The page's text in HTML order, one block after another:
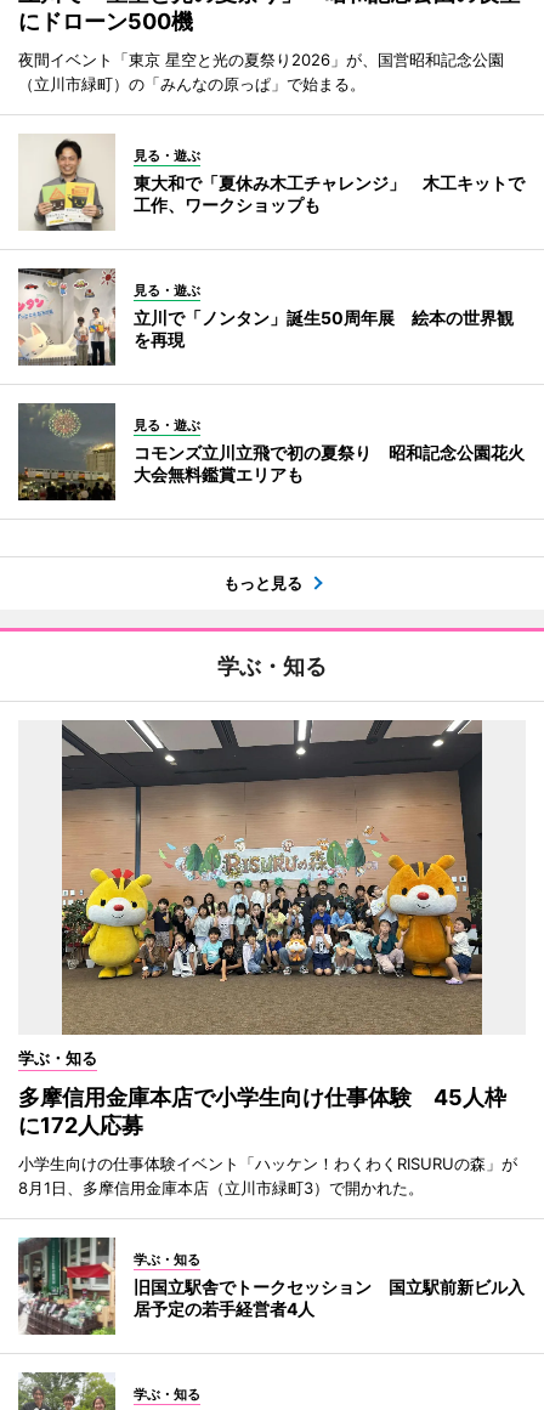
にドローン500機
夜間イベント「東京 星空と光の夏祭り2026」が、国営昭和記念公園
（立川市緑町）の「みんなの原っぱ」で始まる。
見る・遊ぶ
東大和で「夏休み木工チャレンジ」 木工キットで
工作、ワークショップも
見る・遊ぶ
立川で「ノンタン」誕生50周年展 絵本の世界観
を再現
見る・遊ぶ
コモンズ立川立飛で初の夏祭り 昭和記念公園花火
大会無料鑑賞エリアも
もっと見る
学ぶ・知る
学ぶ・知る
多摩信用金庫本店で小学生向け仕事体験 45人枠
に172人応募
小学生向けの仕事体験イベント「ハッケン！わくわくRISURUの森」が
8月1日、多摩信用金庫本店（立川市緑町3）で開かれた。
学ぶ・知る
旧国立駅舎でトークセッション 国立駅前新ビル入
居予定の若手経営者4人
学ぶ・知る